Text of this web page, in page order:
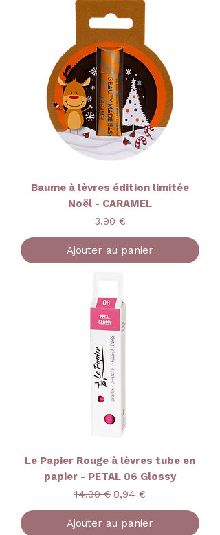
Baume à lèvres édition limitée
Noël - CARAMEL
Prix
3,90 €
Ajouter au panier
Le Papier Rouge à lèvres tube en
papier - PETAL 06 Glossy
Prix original
14,90 € Prix promotionnel
8,94 €
Ajouter au panier